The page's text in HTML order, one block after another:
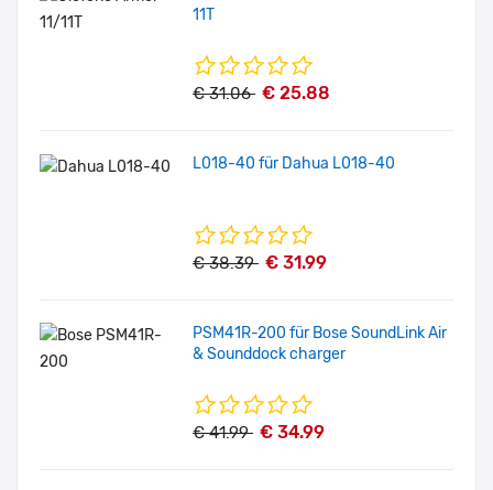
11T
€ 31.06 € 25.88
L018-40 für Dahua L018-40
€ 38.39 € 31.99
PSM41R-200 für Bose SoundLink Air
& Sounddock charger
€ 41.99 € 34.99